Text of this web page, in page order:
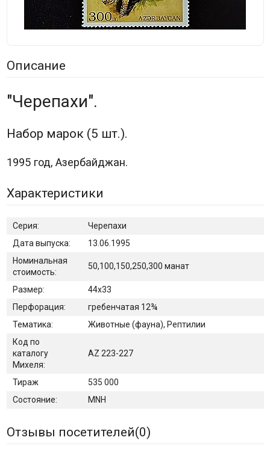
Описание
"Черепахи".
Набор марок (5 шт.).
1995 год, Азербайджан.
Характеристики
Серия:
Черепахи
Дата выпуска:
13.06.1995
Номинальная
стоимость:
50,100,150,250,300 манат
Размер:
44х33
Перфорация:
гребенчатая 12¾
Тематика:
Животные (фауна), Рептилии
Код по
каталогу
Михеля:
AZ 223-227
Тираж
535 000
Состояние:
MNH
Отзывы посетителей(0)